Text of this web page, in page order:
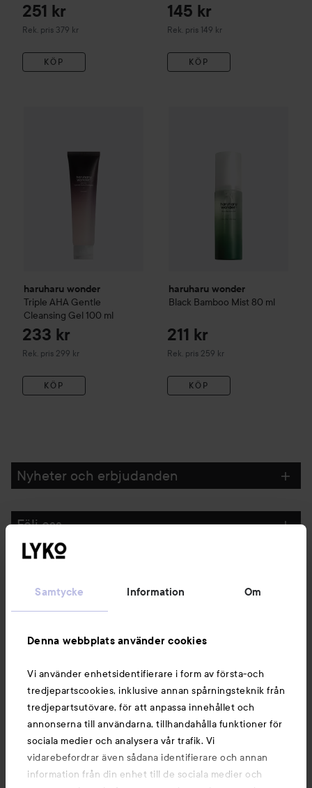
Samtycke Information Om
Denna webbplats använder cookies
Vi använder enhetsidentifierare i form av första-och
tredjepartscookies, inklusive annan spårningsteknik från
tredjepartsutövare, för att anpassa innehållet och
annonserna till användarna, tillhandahålla funktioner för
sociala medier och analysera vår trafik. Vi
vidarebefordrar även sådana identifierare och annan
information från din enhet till de sociala medier och
251 kr
Rek. pris 379 kr
Rekommenderat pris 379 kr
KÖP
145 kr
Rek. pris 149 kr
Rekommenderat pris 149 kr
KÖP
haruharu wonder
Triple AHA Gentle
Cleansing Gel 100 ml
233 kr
Rek. pris 299 kr
Rekommenderat pris 299 kr
KÖP
haruharu wonder
Black Bamboo Mist 80 ml
211 kr
Rek. pris 259 kr
Rekommenderat pris 259 kr
KÖP
Nyheter och erbjudanden
Följ oss
Du kanske också gillar